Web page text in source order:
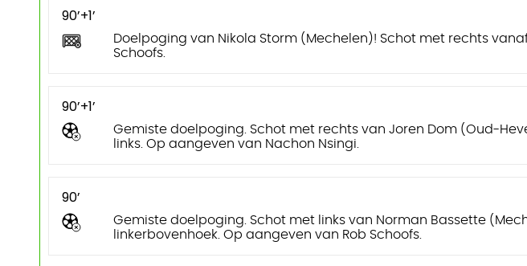
90’+1’
Doelpoging van Nikola Storm (Mechelen)! Schot met rechts
Schoofs.
90’+1’
Gemiste doelpoging. Schot met rechts van Joren Dom (Oud-
links. Op aangeven van Nachon Nsingi.
90’
Gemiste doelpoging. Schot met links van Norman Bassette
linkerbovenhoek. Op aangeven van Rob Schoofs.